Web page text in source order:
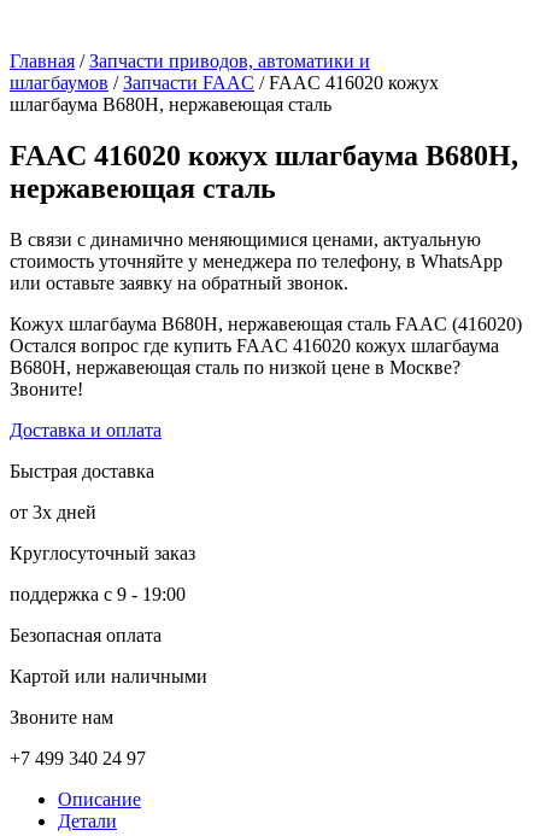
Главная /Запчасти приводов, автоматики и
шлагбаумов /Запчасти FAAC / FAAC 416020 кожух
шлагбаума B680H, нержавеющая сталь
FAAC 416020 кожух шлагбаума B680H,
нержавеющая сталь
В связи с динамично меняющимися ценами, актуальную
стоимость уточняйте у менеджера по телефону, в WhatsApp
или оставьте заявку на обратный звонок.
Кожух шлагбаума B680H, нержавеющая сталь FAAC (416020)
Остался вопрос где купить FAAC 416020 кожух шлагбаума
B680H, нержавеющая сталь по низкой цене в Москве?
Звоните!
Доставка и оплата
Быстрая доставка
от 3х дней
Круглосуточный заказ
поддержка с 9 - 19:00
Безопасная оплата
Картой или наличными
Звоните нам
+7 499 340 24 97
Описание
Детали